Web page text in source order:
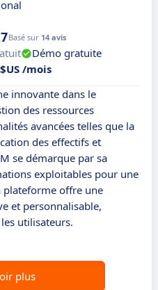
Basé sur 14 avis
Démo gratuite
/mois
innovante dans le
des ressources
avancées telles que la
des effectifs et
se démarque par sa
exploitables pour une
plateforme offre une
et personnalisable,
utilisateurs.
plus